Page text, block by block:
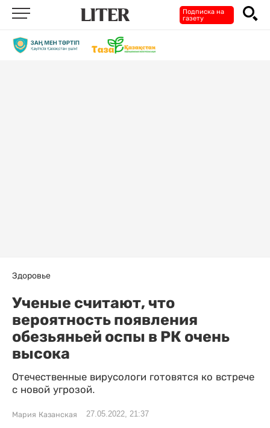
Подписка на
газету
Здоровье
Ученые считают, что
вероятность появления
обезьяньей оспы в РК очень
высока
Отечественные вирусологи готовятся ко встрече
с новой угрозой.
Мария Казанская 27.05.2022, 21:37